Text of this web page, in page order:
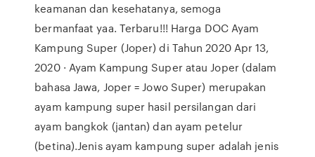
keamanan dan kesehatanya, semoga
bermanfaat yaa. Terbaru!!! Harga DOC Ayam
Kampung Super (Joper) di Tahun 2020 Apr 13,
2020 · Ayam Kampung Super atau Joper (dalam
bahasa Jawa, Joper = Jowo Super) merupakan
ayam kampung super hasil persilangan dari
ayam bangkok (jantan) dan ayam petelur
(betina).Jenis ayam kampung super adalah jenis